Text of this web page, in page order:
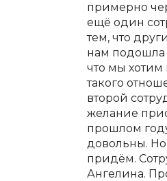
примерно
ещё один
тем, что
нам подошла
что мы хотим
такого
второй
желание
прошлом
довольны.
придём.
Ангелина.